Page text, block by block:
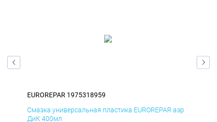
EUROREPAR 1975318959
Смазка универсальная пластика EUROREPAR аэр
ДиК 400мл